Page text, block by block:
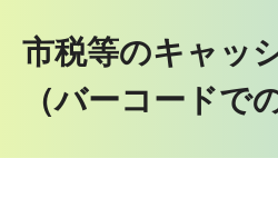
市税等のキャッ
（バーコードで